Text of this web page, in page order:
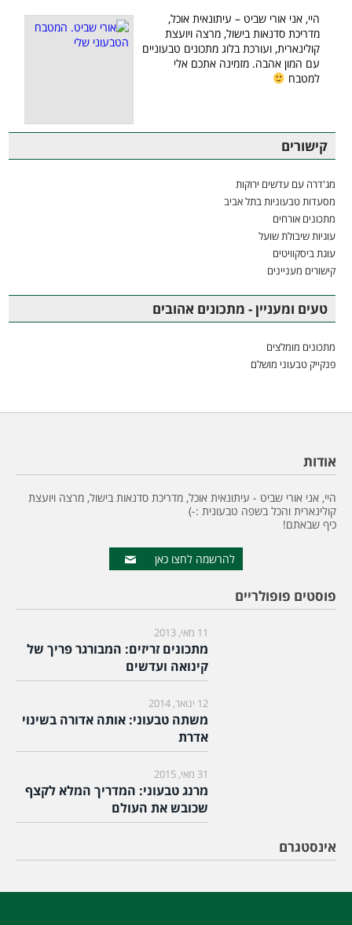
היי, אני אורי שביט – עיתונאית אוכל,
מדריכת סדנאות בישול, מרצה ויועצת
קולינארית, ועורכת בלוג מתכונים טבעוניים
עם המון אהבה. מזמינה אתכם אלי
למטבח
קישורים
מג'דרה עם עדשים ירוקות
מסעדות טבעוניות בתל אביב
מתכונים אורחים
עוגיות שיבולת שועל
עוגת ביסקוויטים
קישורים מעניינים
טעים ומעניין - מתכונים אהובים
מתכונים מומלצים
פנקייק טבעוני מושלם
אודות
היי, אני אורי שביט - עיתונאית אוכל, מדריכת סדנאות בישול, מרצה ויועצת
קולינארית והכל בשפה טבעונית :-)
כיף שבאתם!
להרשמה לחצו כאן
פוסטים פופולריים
11 מאי, 2013
מתכונים זריזים: המבורגר פריך של
קינואה ועדשים
12 ינואר, 2014
משתה טבעוני: אותה אדורה בשינוי
אדרת
31 מאי, 2015
מרנג טבעוני: המדריך המלא לקצף
שכובש את העולם
אינסטגרם